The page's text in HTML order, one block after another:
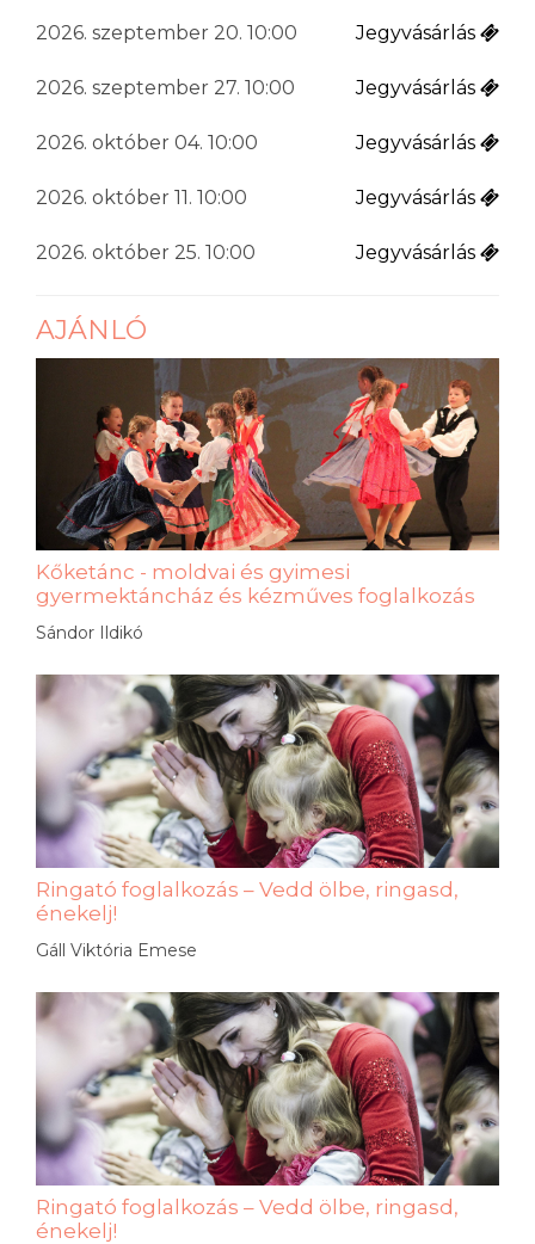
2026. szeptember 20. 10:00 Jegyvásárlás
2026. szeptember 27. 10:00 Jegyvásárlás
2026. október 04. 10:00 Jegyvásárlás
2026. október 11. 10:00 Jegyvásárlás
2026. október 25. 10:00 Jegyvásárlás
AJÁNLÓ
Kőketánc - moldvai és gyimesi
gyermektáncház és kézműves foglalkozás
Sándor Ildikó
Ringató foglalkozás – Vedd ölbe, ringasd,
énekelj!
Gáll Viktória Emese
Ringató foglalkozás – Vedd ölbe, ringasd,
énekelj!